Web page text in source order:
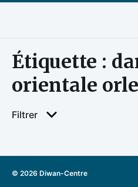
Étiquette :
orientale
Filtrer
© 2026 Diwan-Centre